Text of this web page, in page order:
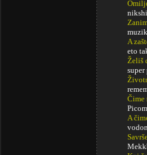
A
eto
Želiš
super
Čime
A